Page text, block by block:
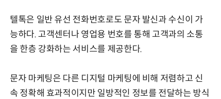
텔톡은 일반 유선 전화번호로도 문자 발신과 수신이 가
능하다. 고객센터나 영업용 번호를 통해 고객과의 소통
을 한층 강화하는 서비스를 제공한다.
문자 마케팅은 다른 디지털 마케팅에 비해 저렴하고 신
속 정확해 효과적이지만 일방적인 정보를 전달하는 방식